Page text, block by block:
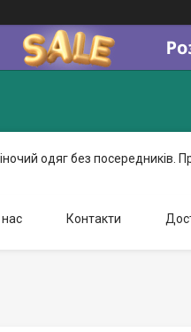
одяг без посередників.
Контакти